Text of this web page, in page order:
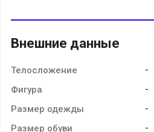
Внешние данные
Телосложение -
Фигура -
Размер одежды -
Размер обуви -